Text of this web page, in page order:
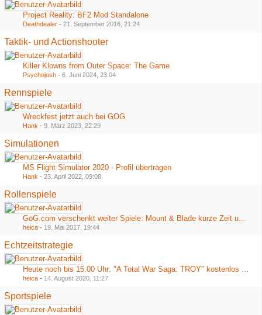
Project Reality: BF2 Mod Standalone
Deathdealer - 21. September 2016, 21:24
Taktik- und Actionshooter
Killer Klowns from Outer Space: The Game
Psychojosh - 6. Juni 2024, 23:04
Rennspiele
Wreckfest jetzt auch bei GOG
Hank - 9. März 2023, 22:29
Simulationen
MS Flight Simulator 2020 - Profil übertragen
Hank - 23. April 2022, 09:08
Rollenspiele
GoG.com verschenkt weiter Spiele: Mount & Blade kurze Zeit umsonst
heica - 19. Mai 2017, 19:44
Echtzeitstrategie
Heute noch bis 15:00 Uhr: "A Total War Saga: TROY" kostenlos bei Epic
heica - 14. August 2020, 11:27
Sportspiele